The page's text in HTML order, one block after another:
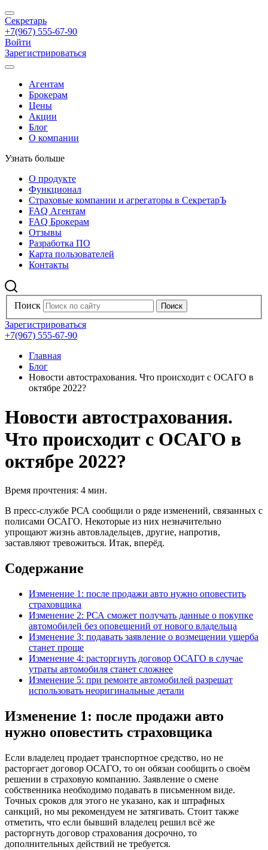
Секретарь
+7(967) 555-67-90
Войти
Зарегистрироваться
Агентам
Брокерам
Цены
Акции
Блог
О компании
Узнать больше
О продукте
Функционал
Страховые компании и агрегаторы в СекретарЪ
FAQ Агентам
FAQ Брокерам
Отзывы
Разработка ПО
Карта пользователей
Контакты
Поиск
Зарегистрироваться
+7(967) 555-67-90
Главная
Блог
Новости автострахования. Что происходит с ОСАГО в
октябре 2022?
Новости автострахования.
Что происходит с ОСАГО в
октябре 2022?
Время прочтения: 4 мин.
В пресс-службе РСА сообщили о ряде изменений, связанных с
полисами ОСАГО. Некоторые из них незначительно
упрощают жизнь автовладельцев, другие, напротив,
заставляют тревожиться. Итак, вперёд.
Содержание
Изменение 1: после продажи авто нужно оповестить
страховщика
Изменение 2: РСА сможет получать данные о покупке
автомобилей без оповещений от нового владельца
Изменение 3: подавать заявление о возмещении ущерба
станет проще
Изменение 4: расторгнуть договор ОСАГО в случае
утраты автомобиля станет сложнее
Изменение 5: при ремонте автомобилей разрешат
использовать неоригинальные детали
Изменение 1: после продажи авто
нужно оповестить страховщика
Если владелец продает транспортное средство, но не
расторгает договор ОСАГО, то он обязан сообщить о своём
решении в страховую компанию. Заявление о смене
собственника необходимо подавать в письменном виде.
Точных сроков для этого не указано, как и штрафных
санкций, но мы рекомендуем не затягивать. Стоит также
отметить, что если бывший владелец решил всё же
расторгнуть договор страхования досрочно, то
дополнительных действий не требуется.